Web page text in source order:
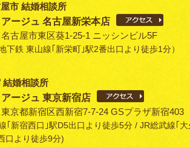
市 結婚相談所
ージュ 名古屋新栄本店
古屋市東区葵1-25-1 ニッシンビル5F
下鉄 東山線｢新栄町｣駅2番出口より徒歩1分）
結婚相談所
ージュ 東京新宿店
京都新宿区西新宿7-7-24 GSプラザ新宿403
｢新宿西口｣駅D5出口より徒歩5分 / JR総武線｢
口より徒歩9分)